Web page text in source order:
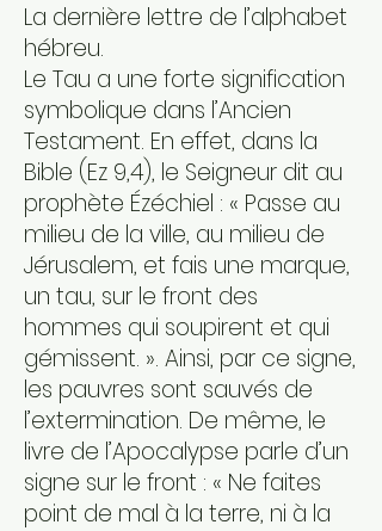
La dernière lettre de l’alphabet
hébreu.
Le Tau a une forte signification
symbolique dans l’Ancien
Testament. En effet, dans la
Bible (Ez 9,4), le Seigneur dit au
prophète Ézéchiel : « Passe au
milieu de la ville, au milieu de
Jérusalem, et fais une marque,
un tau, sur le front des
hommes qui soupirent et qui
gémissent. ». Ainsi, par ce signe,
les pauvres sont sauvés de
l’extermination. De même, le
livre de l’Apocalypse parle d’un
signe sur le front : « Ne faites
point de mal à la terre, ni à la